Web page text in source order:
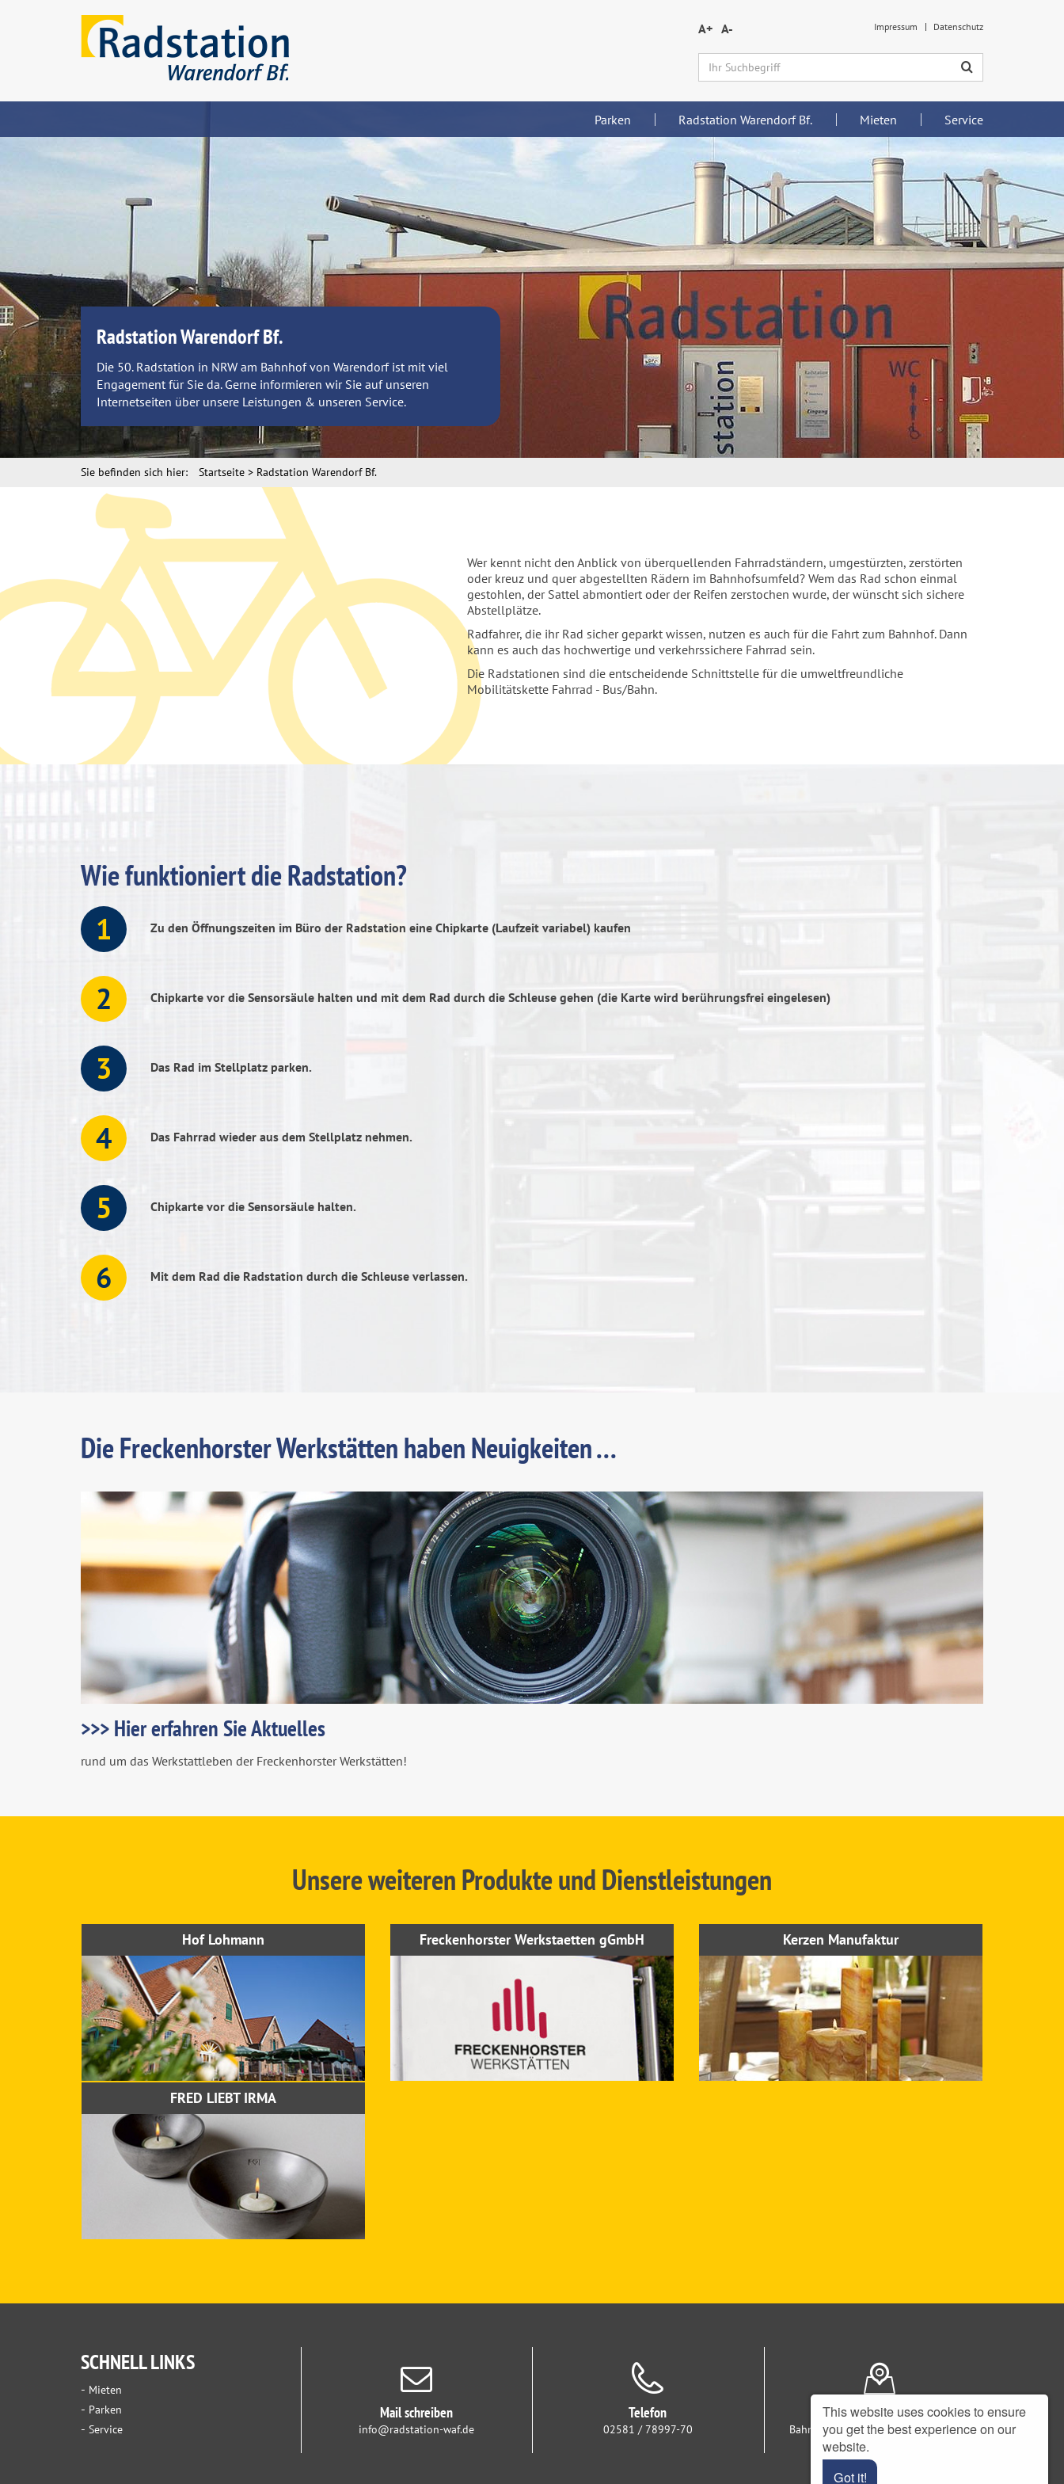
Got it!
This website uses cookies to ensure
you get the best experience on our
website.
A+ A- Impressum Datenschutz
Parken Radstation Warendorf Bf. Mieten Service
Radstation Warendorf Bf.
Die 50. Radstation in NRW am Bahnhof von Warendorf ist mit viel
Engagement für Sie da. Gerne informieren wir Sie auf unseren
Internetseiten über unsere Leistungen & unseren Service.
Sie befinden sich hier: Startseite Radstation Warendorf Bf.
Wer kennt nicht den Anblick von überquellenden Fahrradständern, umgestürzten, zerstörten
oder kreuz und quer abgestellten Rädern im Bahnhofsumfeld? Wem das Rad schon einmal
gestohlen, der Sattel abmontiert oder der Reifen zerstochen wurde, der wünscht sich sichere
Abstellplätze.
Radfahrer, die ihr Rad sicher geparkt wissen, nutzen es auch für die Fahrt zum Bahnhof. Dann
kann es auch das hochwertige und verkehrssichere Fahrrad sein.
Die Radstationen sind die entscheidende Schnittstelle für die umweltfreundliche
Mobilitätskette Fahrrad - Bus/Bahn.
Wie funktioniert die Radstation?
Zu den Öffnungszeiten im Büro der Radstation eine Chipkarte (Laufzeit variabel) kaufen
Chipkarte vor die Sensorsäule halten und mit dem Rad durch die Schleuse gehen (die Karte wird berührungsfrei eingelesen)
Das Rad im Stellplatz parken.
Das Fahrrad wieder aus dem Stellplatz nehmen.
Chipkarte vor die Sensorsäule halten.
Mit dem Rad die Radstation durch die Schleuse verlassen.
Die Freckenhorster Werkstätten haben Neuigkeiten ...
>>> Hier erfahren Sie Aktuelles
rund um das Werkstattleben der Freckenhorster Werkstätten!
Unsere weiteren Produkte und Dienstleistungen
Hof Lohmann Freckenhorster Werkstaetten gGmbH Kerzen Manufaktur
FRED LIEBT IRMA
SCHNELL LINKS
Mieten
Parken
Service
Mail schreiben
info@radstation-waf.de
Telefon
02581 / 78997-70
Adresse
Bahnhofstraße 11 - 48231 Warendorf